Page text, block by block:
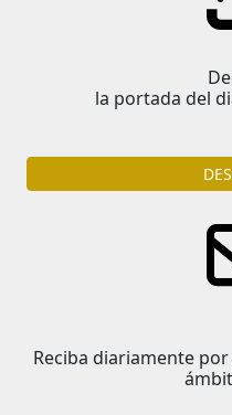
la portada del
Reciba diariamente